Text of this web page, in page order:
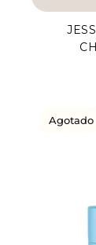
Agotado